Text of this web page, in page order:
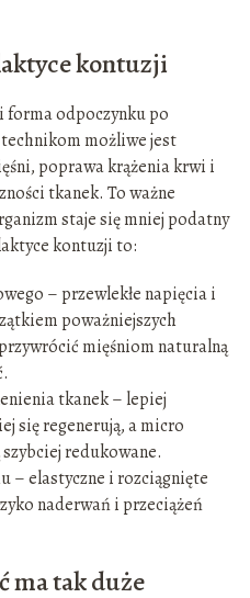
kontuzji
forma odpoczynku po
możliwe jest
poprawa krążenia krwi i
tkanek. To ważne
staje się mniej podatny
kontuzji to:
– przewlekłe napięcia i
poważniejszych
mięśniom naturalną
tkanek – lepiej
się regenerują, a micro
redukowane.
– elastyczne i rozciągnięte
naderwań i przeciążeń
ma tak duże